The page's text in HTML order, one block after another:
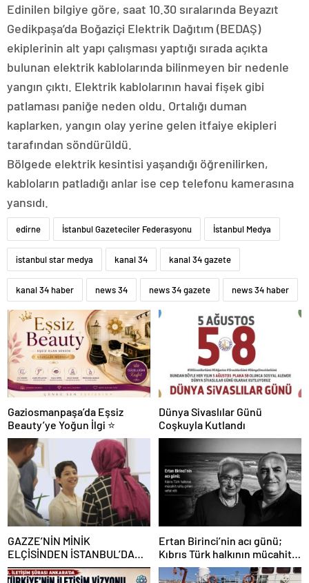
Edinilen bilgiye göre, saat 10.30 sıralarında Beyazıt
Gedikpaşa’da Boğaziçi Elektrik Dağıtım (BEDAŞ)
ekiplerinin alt yapı çalışması yaptığı sırada açıkta
bulunan elektrik kablolarında bilinmeyen bir nedenle
yangın çıktı. Elektrik kablolarının havai fişek gibi
patlaması paniğe neden oldu. Ortalığı duman
kaplarken, yangın olay yerine gelen itfaiye ekipleri
tarafından söndürüldü.
Bölgede elektrik kesintisi yaşandığı öğrenilirken,
kabloların patladığı anlar ise cep telefonu kamerasına
yansıdı.
edirne İstanbul Gazeteciler Federasyonu İstanbul Medya
istanbul star medya kanal 34 kanal 34 gazete
kanal 34 haber news 34 news 34 gazete news 34 haber
Gaziosmanpaşa’da Eşsiz
Beauty’ye Yoğun İlgi ⭐
Dünya Sivaslılar Günü
Coşkuyla Kutlandı
GAZZE’NİN MİNİK
ELÇİSİNDEN İSTANBUL’DA
DUYGUSAL MESAJ: “BURASI
BENİM İKİNCİ EVİM”
Ertan Birinci’nin acı günü;
Kıbrıs Türk halkının mücahit
ruhlu çınarı vefat etti